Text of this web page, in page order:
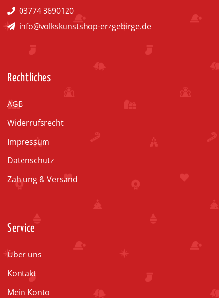
03774 8690120
info@volkskunstshop-erzgebirge.de
Rechtliches
AGB
Widerrufsrecht
Impressum
Datenschutz
Zahlung & Versand
Service
Über uns
Kontakt
Mein Konto